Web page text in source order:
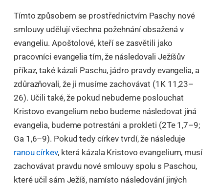
Tímto způsobem se prostřednictvím Paschy nové
smlouvy udělují všechna požehnání obsažená v
evangeliu. Apoštolové, kteří se zasvětili jako
pracovníci evangelia tím, že následovali Ježíšův
příkaz, také kázali Paschu, jádro pravdy evangelia, a
zdůrazňovali, že ji musíme zachovávat (1K 11,23–
26). Učili také, že pokud nebudeme poslouchat
Kristovo evangelium nebo budeme následovat jiná
evangelia, budeme potrestáni a prokleti (2Te 1,7–9;
Ga 1,6–9). Pokud tedy církev tvrdí, že následuje
ranou církev, která kázala Kristovo evangelium, musí
zachovávat pravdu nové smlouvy spolu s Paschou,
které učil sám Ježíš, namísto následování jiných